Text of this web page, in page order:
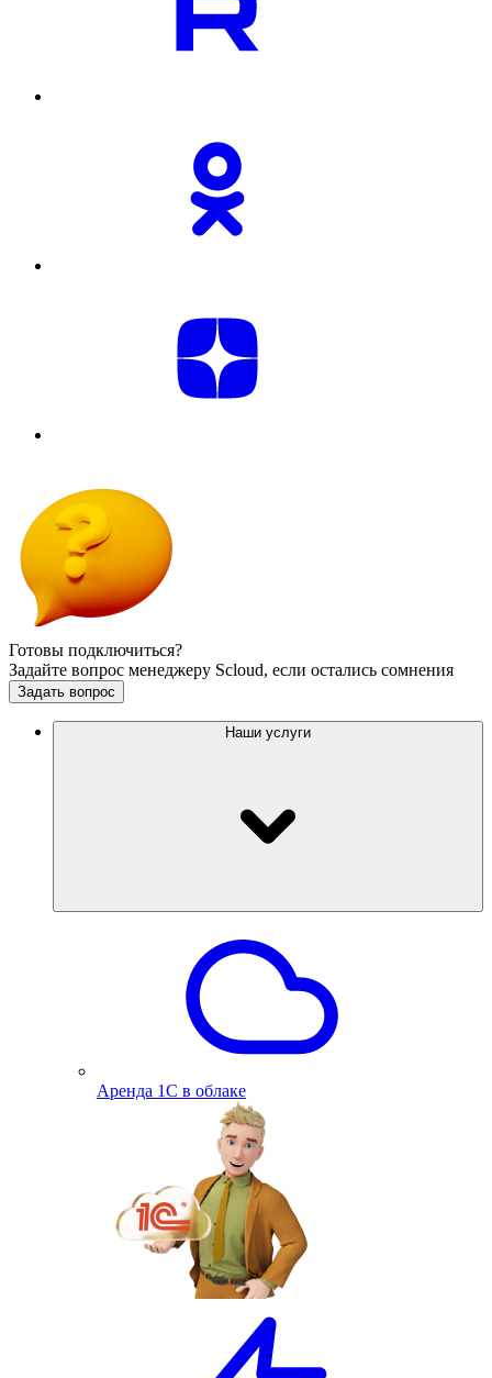
Готовы подключиться?
Задайте вопрос менеджеру Scloud, если остались сомнения
Задать вопрос
Наши услуги
Аренда 1С в облаке